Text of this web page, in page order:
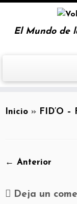
El Mundo de
Inicio » FID’O
← Anterior
Deja un